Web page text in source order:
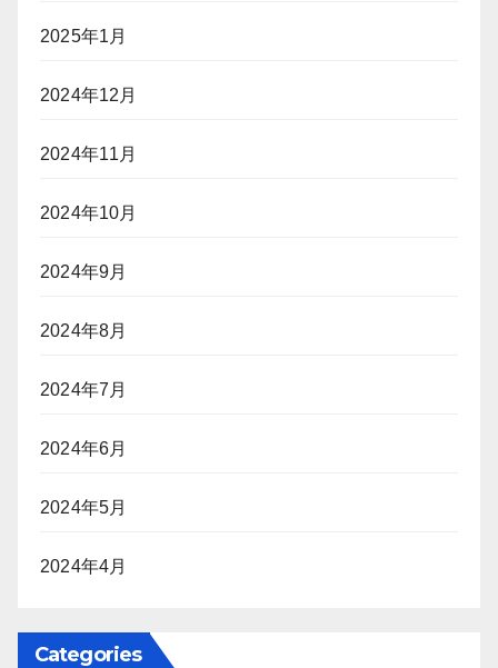
2025年1月
2024年12月
2024年11月
2024年10月
2024年9月
2024年8月
2024年7月
2024年6月
2024年5月
2024年4月
Categories